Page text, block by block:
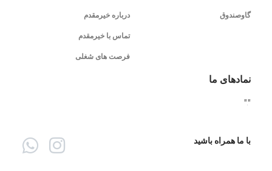
گاوصندوق درباره خیرمقدم
تماس با خیرمقدم
فرصت های شغلی
نمادهای ما
"
"
با ما همراه باشید